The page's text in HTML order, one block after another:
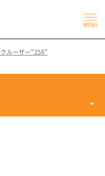
MENU
ルーザー“250”